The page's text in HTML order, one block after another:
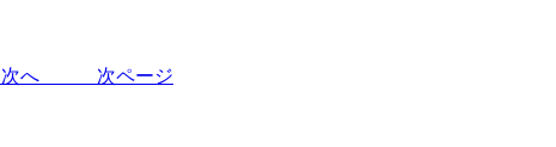
次へ 次ページ